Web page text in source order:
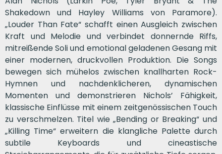
Shakedown und Hayley Williams von Paramore).
„Louder Than Fate“ schafft einen Ausgleich zwischen
Kraft und Melodie und verbindet donnernde Riffs,
mitreißende Soli und emotional geladenen Gesang mit
einer modernen, druckvollen Produktion. Die Songs
bewegen sich mühelos zwischen knallharten Rock-
Hymnen und nachdenklicheren, dynamischen
Momenten und demonstrieren Nichols’ Fähigkeit,
klassische Einflüsse mit einem zeitgenössischen Touch
zu verschmelzen. Titel wie „Bending or Breaking“ und
„Killing Time“ erweitern die klangliche Palette durch
subtile Keyboards und cineastische